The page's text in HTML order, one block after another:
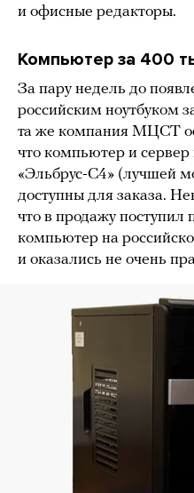
и офисные редакторы.
Компьютер за 400
За пару недель до
российским ноутбуком
та же компания МЦСТ
что компьютер и сервер
«Эльбрус-С4» (лучшей
доступны для заказа.
что в продажу поступил
компьютер на
и оказались не очень